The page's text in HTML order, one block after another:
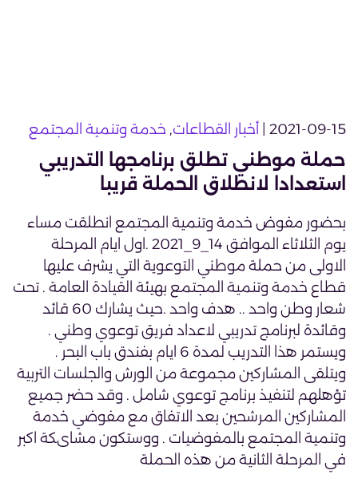
2021-09-15 | أخبار القطاعات, خدمة وتنمية المجتمع
حملة موطني تطلق برنامجها التدريبي
استعدادا لانطلاق الحملة قريبا
بحضور مفوض خدمة وتنمية المجتمع انطلقت مساء
يوم الثلاثاء الموافق 14_9_2021 .اول ايام المرحلة
الاولى من حملة موطني التوعوية التي يشرف عليها
قطاع خدمة وتنمية المجتمع بهيئة القيادة العامة . تحت
شعار وطن واحد .. هدف واحد .حيث يشارك 60 قائد
وقائدة لبرنامج تدريبي لاعداد فريق توعوي وطني .
ويستمر هذا التدريب لمدة 6 ايام بفندق باب البحر .
ويتلقى المشاركين مجموعة من الورش والجلسات التربية
تؤهلهم لتنفيذ برنامج توعوي شامل . وقد حضر جميع
المشاركين المرشحين بعد الاتفاق مع مفوضي خدمة
وتنمية المجتمع بالمفوضيات . ووستكون مشاىكة اكبر
في المرحلة الثانية من هذه الحملة